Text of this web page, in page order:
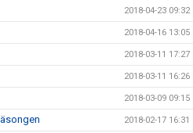
2018-04-23 09:32
2018-04-16 13:05
2018-03-11 17:27
2018-03-11 16:26
2018-03-09 09:15
2018-02-17 16:31